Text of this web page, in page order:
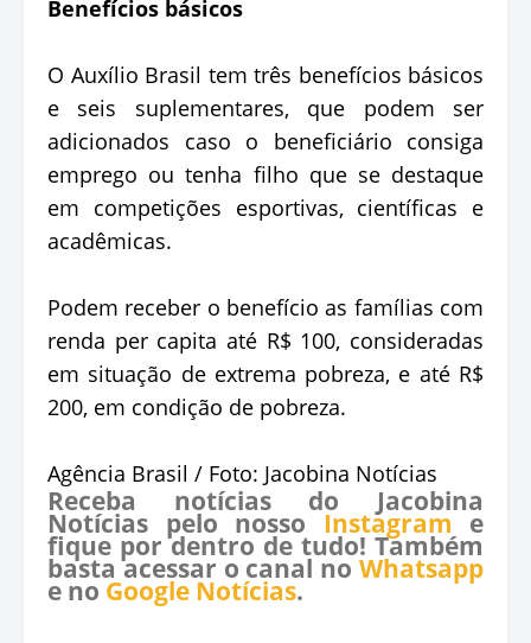
Benefícios básicos
O Auxílio Brasil tem três benefícios básicos
e seis suplementares, que podem ser
adicionados caso o beneficiário consiga
emprego ou tenha filho que se destaque
em competições esportivas, científicas e
acadêmicas.
Podem receber o benefício as famílias com
renda per capita até R$ 100, consideradas
em situação de extrema pobreza, e até R$
200, em condição de pobreza.
Agência Brasil / Foto: Jacobina Notícias
Receba notícias do Jacobina
Notícias pelo nosso Instagram e
fique por dentro de tudo! Também
basta acessar o canal no Whatsapp
e no Google Notícias.